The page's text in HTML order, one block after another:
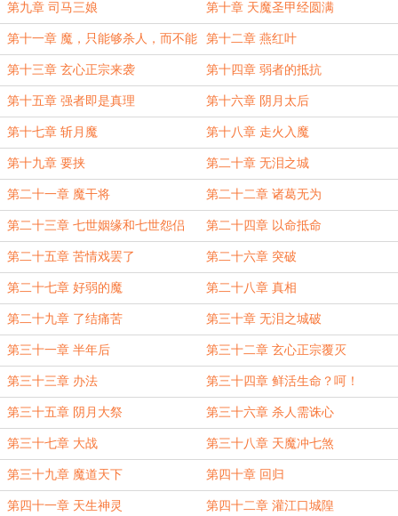
第九章 司马三娘 第十章 天魔圣甲经圆满
第十一章 魔，只能够杀人，而不能
救人
第十二章 燕红叶
第十三章 玄心正宗来袭 第十四章 弱者的抵抗
第十五章 强者即是真理 第十六章 阴月太后
第十七章 斩月魔 第十八章 走火入魔
第十九章 要挟 第二十章 无泪之城
第二十一章 魔干将 第二十二章 诸葛无为
第二十三章 七世姻缘和七世怨侣 第二十四章 以命抵命
第二十五章 苦情戏罢了 第二十六章 突破
第二十七章 好弱的魔 第二十八章 真相
第二十九章 了结痛苦 第三十章 无泪之城破
第三十一章 半年后 第三十二章 玄心正宗覆灭
第三十三章 办法 第三十四章 鲜活生命？呵！
第三十五章 阴月大祭 第三十六章 杀人需诛心
第三十七章 大战 第三十八章 天魔冲七煞
第三十九章 魔道天下 第四十章 回归
第四十一章 天生神灵 第四十二章 灌江口城隍